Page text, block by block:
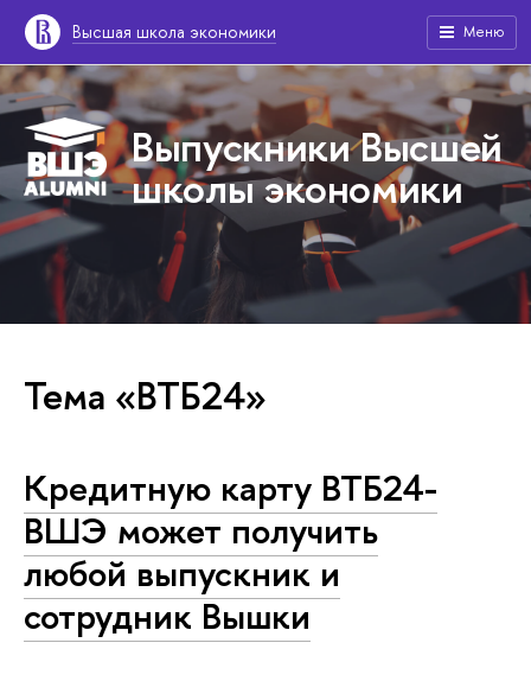
Высшая школа экономики Меню
Выпускники Высшей
школы экономики
Тема «ВТБ24»
Кредитную карту ВТБ24-
ВШЭ может получить
любой выпускник и
сотрудник Вышки